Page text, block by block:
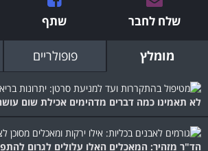
שלח לחבר שתף
מומלץ פופולריים
לא תאמינו כמה דברים מדהימים אכילת שום
הד"ר מזהיר: המאכלים האלו עלולים לגרום